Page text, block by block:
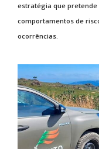
estratégia que
comportamentos de
ocorrências.